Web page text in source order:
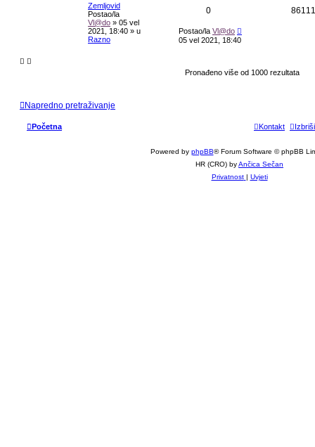
Zemljovid
Postao/la
Vl@do » 05 vel
2021, 18:40 » u
Razno
0 86111
Postao/la Vl@do
05 vel 2021, 18:40
Pronađeno više od 1000 rezultata
Napredno pretraživanje
Početna Kontakt
Powered by phpBB® Forum Software © phpBB
HR (CRO) byAnčica Sečan
Privatnost | Uvjeti